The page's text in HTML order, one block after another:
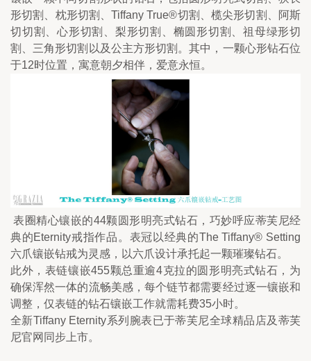
形切割、枕形切割、Tiffany True®切割、榄尖形切割、阿斯
切切割、心形切割、梨形切割、椭圆形切割、祖母绿形切
割、三角形切割以及公主方形切割。其中，一颗心形钻石位
于12时位置，寓意朝夕相伴，爱意永恒。
表圈精心镶嵌的44颗圆形明亮式钻石，巧妙呼应蒂芙尼经
典的Eternity戒指作品。表冠以经典的The Tiffany® Setting
六爪镶嵌钻戒为灵感，以六爪设计承托起一颗璀璨钻石。
此外，表链镶嵌455颗总重逾4克拉的圆形明亮式钻石，为
确保浑然一体的流畅美感，每个链节都需要经过逐一镶嵌和
调整，仅表链的钻石镶嵌工作就需耗费35小时。
全新Tiffany Eternity系列腕表已于蒂芙尼全球精品店及蒂芙
尼官网同步上市。